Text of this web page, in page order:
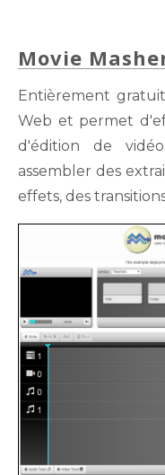
Movie
Entièrement
Web et permet
d'édition de
assembler des
effets, des